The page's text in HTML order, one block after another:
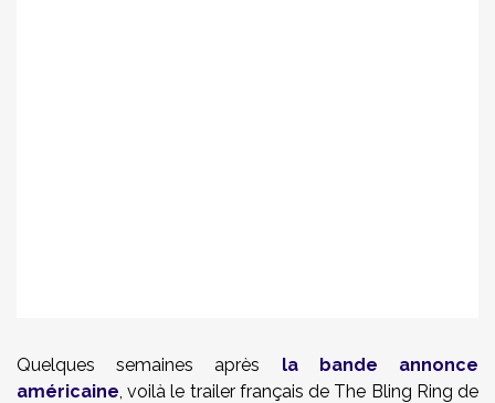
Quelques semaines après la bande annonce
américaine, voilà le trailer français de The Bling Ring de